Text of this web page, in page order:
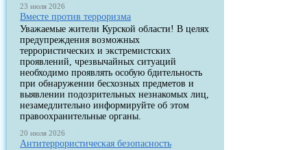
23 июля 2026
Вместе против терроризма
Уважаемые жители Курской области! В целях
предупреждения возможных
террористических и экстремистских
проявлений, чрезвычайных ситуаций
необходимо проявлять особую бдительность
при обнаружении бесхозных предметов и
выявлении подозрительных незнакомых лиц,
незамедлительно информируйте об этом
правоохранительные органы.
20 июля 2026
Антитеррористическая безопасность